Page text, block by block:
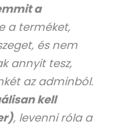
a
a terméket,
és nem
annyit tesz,
az adminból.
kell
, levenni róla a